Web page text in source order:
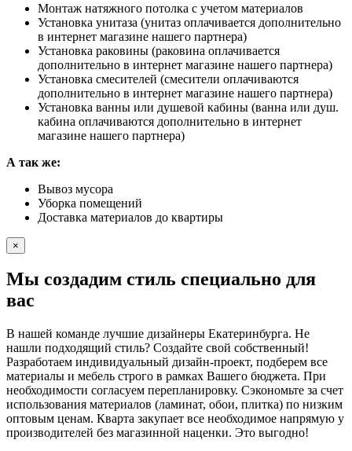
Монтаж натяжного потолка с учетом материалов
Установка унитаза (унитаз оплачивается дополнительно
в интернет магазине нашего партнера)
Установка раковины (раковина оплачивается
дополнительно в интернет магазине нашего партнера)
Установка смесителей (смесители оплачиваются
дополнительно в интернет магазине нашего партнера)
Установка ванны или душевой кабины (ванна или душ.
кабина оплачиваются дополнительно в интернет
магазине нашего партнера)
А так же:
Вывоз мусора
Уборка помещений
Доставка материалов до квартиры
×
Мы создадим стиль специально для
вас
В нашей команде лучшие дизайнеры Екатеринбурга. Не
нашли подходящий стиль? Создайте свой собственный!
Разработаем индивидуальный дизайн-проект, подберем все
материалы и мебель строго в рамках Вашего бюджета. При
необходимости согласуем перепланировку. Сэкономьте за счет
использования материалов (ламинат, обои, плитка) по низким
оптовым ценам. Кварта закупает все необходимое напрямую у
производителей без магазинной наценки. Это выгодно!